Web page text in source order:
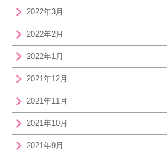
2022年3月
2022年2月
2022年1月
2021年12月
2021年11月
2021年10月
2021年9月